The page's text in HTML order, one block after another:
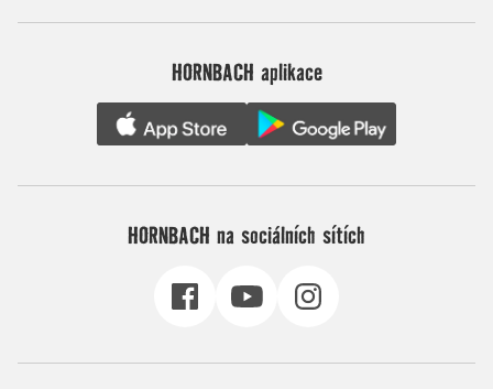
HORNBACH aplikace
HORNBACH na sociálních sítích